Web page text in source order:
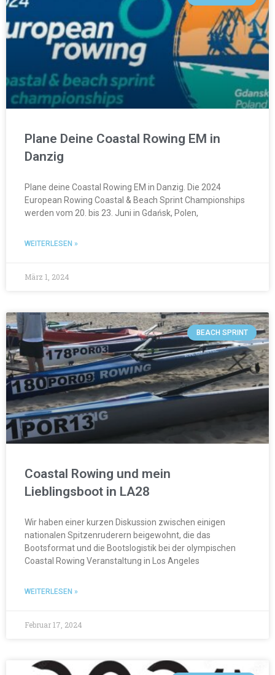
Plane Deine Coastal Rowing EM in
Danzig
Plane deine Coastal Rowing EM in Danzig. Die 2024
European Rowing Coastal & Beach Sprint Championships
werden vom 20. bis 23. Juni in Gdańsk, Polen,
WEITERLESEN »
März 1, 2024
BEACH SPRINT
Coastal Rowing und mein
Lieblingsboot in LA28
Wir haben einer kurzen Diskussion zwischen einigen
nationalen Spitzenruderern beigewohnt, die das
Bootsformat und die Bootslogistik bei der olympischen
Coastal Rowing Veranstaltung in Los Angeles
WEITERLESEN »
Februar 17, 2024